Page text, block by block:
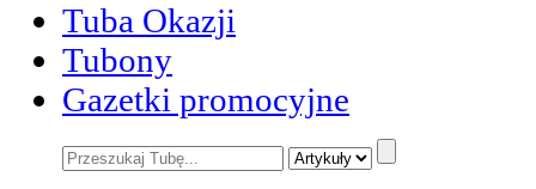
Tuba Okazji
Tubony
Gazetki promocyjne